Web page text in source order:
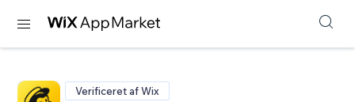
Verificeret af Wix